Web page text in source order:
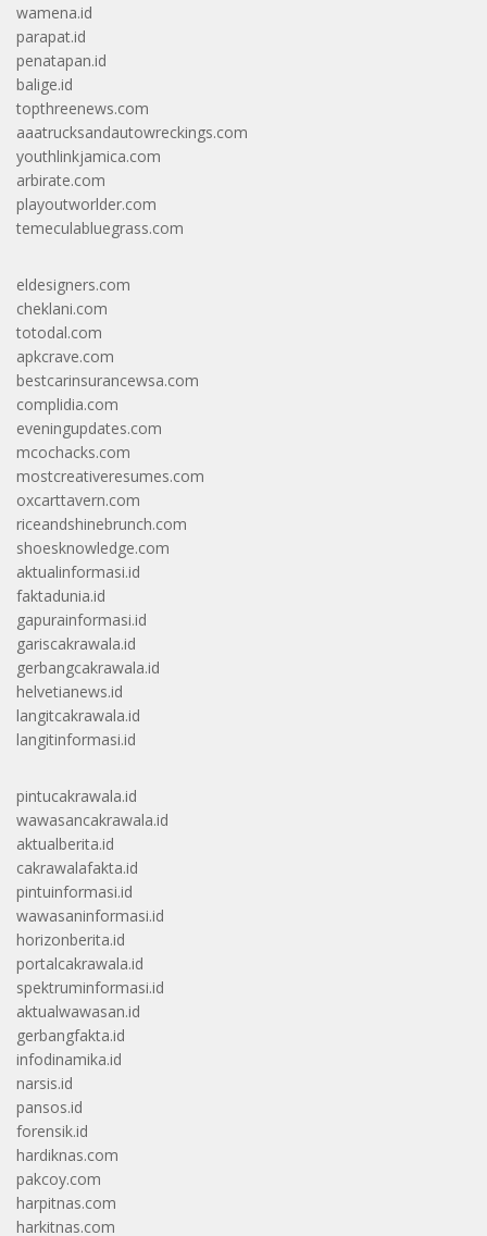
wamena.id
parapat.id
penatapan.id
balige.id
topthreenews.com
aaatrucksandautowreckings.com
youthlinkjamica.com
arbirate.com
playoutworlder.com
temeculabluegrass.com
eldesigners.com
cheklani.com
totodal.com
apkcrave.com
bestcarinsurancewsa.com
complidia.com
eveningupdates.com
mcochacks.com
mostcreativeresumes.com
oxcarttavern.com
riceandshinebrunch.com
shoesknowledge.com
aktualinformasi.id
faktadunia.id
gapurainformasi.id
gariscakrawala.id
gerbangcakrawala.id
helvetianews.id
langitcakrawala.id
langitinformasi.id
pintucakrawala.id
wawasancakrawala.id
aktualberita.id
cakrawalafakta.id
pintuinformasi.id
wawasaninformasi.id
horizonberita.id
portalcakrawala.id
spektruminformasi.id
aktualwawasan.id
gerbangfakta.id
infodinamika.id
narsis.id
pansos.id
forensik.id
hardiknas.com
pakcoy.com
harpitnas.com
harkitnas.com